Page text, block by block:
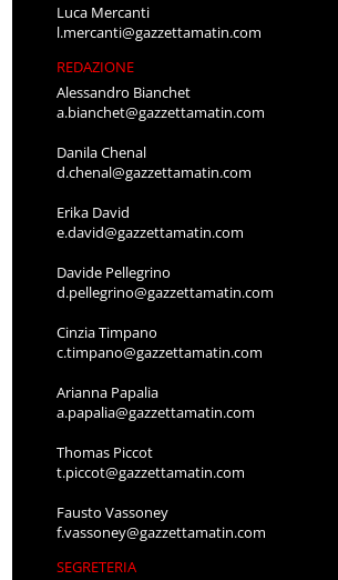
Luca Mercanti
l.mercanti@gazzettamatin.com
REDAZIONE
Alessandro Bianchet
a.bianchet@gazzettamatin.com
Danila Chenal
d.chenal@gazzettamatin.com
Erika David
e.david@gazzettamatin.com
Davide Pellegrino
d.pellegrino@gazzettamatin.com
Cinzia Timpano
c.timpano@gazzettamatin.com
Arianna Papalia
a.papalia@gazzettamatin.com
Thomas Piccot
t.piccot@gazzettamatin.com
Fausto Vassoney
f.vassoney@gazzettamatin.com
SEGRETERIA